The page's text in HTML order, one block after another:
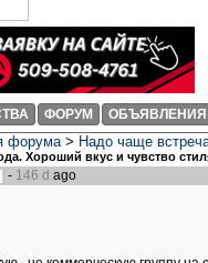
ФОРУМ ОБЪЯВЛЕНИЯ
форума> Надо чаще
Хороший вкус и чувство
- 146 d ago